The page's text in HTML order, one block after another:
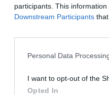
participants. This
Downstream Participants
Personal Data
I want to opt-out of the
Opted In